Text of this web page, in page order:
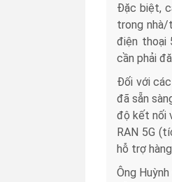
Đặc biệt,
trong nhà/
điện thoại
cần phải
Đối với
đã sẵn
độ kết nối
RAN 5G
hỗ trợ
Ông